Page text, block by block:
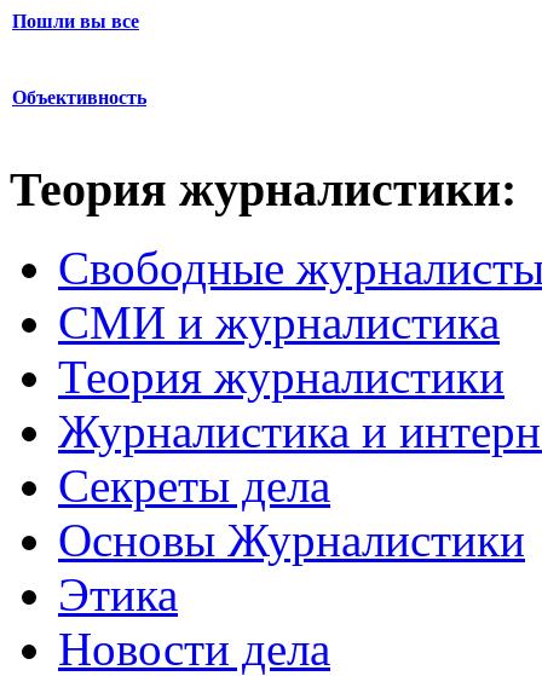
Пошли вы все
Объективность
Теория журналистики:
Свободные
СМИ и журналистика
Теория журналистики
Журналистика и
Секреты дела
Основы Журналистики
Этика
Новости дела